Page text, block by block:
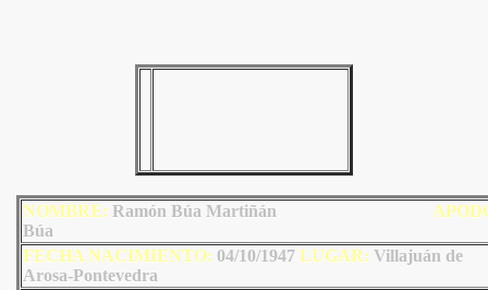
NOMBRE: Ramón Búa Martiñán AP
Búa
FECHA NACIMIENTO: 04/10/1947 LUGAR: Villajuán de
Arosa-Pontevedra